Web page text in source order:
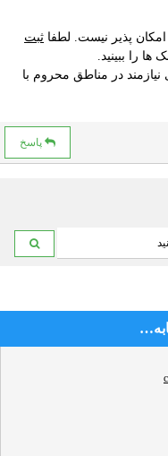
پذیر نیست. لطفا ثبت
ها را ببینید.
در مناطق محروم با
پاسخ